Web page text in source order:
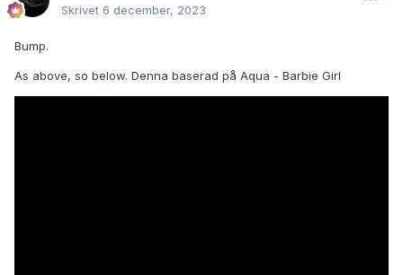
Skrivet 6 december, 2023
Bump.
As above, so below. Denna baserad på Aqua - Barbie Girl